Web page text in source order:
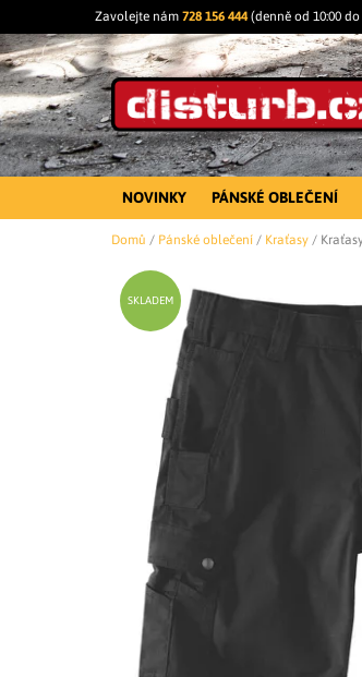
Zavolejte nám 728 156 444 (denně od 10:00 do
NOVINKY PÁNSKÉ OBLEČENÍ
Domů / Pánské oblečení / Kraťasy /
SKLADEM